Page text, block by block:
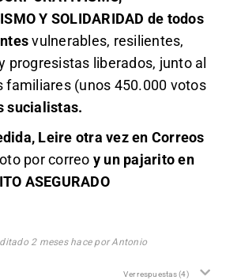
Y SOLIDARIDAD de todos
vulnerables, resilientes,
progresistas liberados, junto al
familiares (unos 450.000 votos
sucialistas.
Leire otra vez en Correos
por correo y un pajarito en
ASEGURADO
2 meses hace por Antonio
Ver respuestas(4)